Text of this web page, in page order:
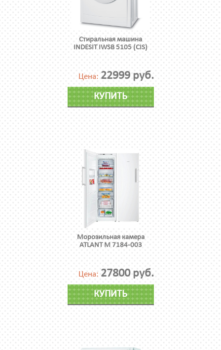
Стиральная машина
INDESIT IWSB 5105 (CIS)
Цена: 22999 руб.
КУПИТЬ
Морозильная камера
ATLANT М 7184-003
Цена: 27800 руб.
КУПИТЬ